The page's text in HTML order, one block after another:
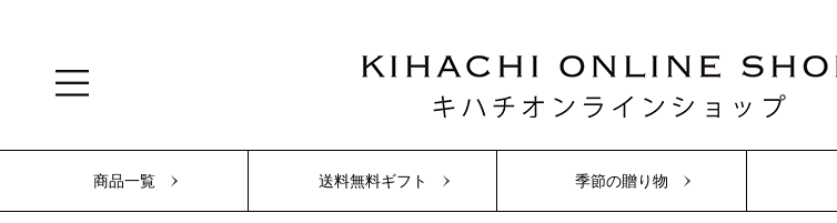
商品一覧 送料無料ギフト 季節の贈り物